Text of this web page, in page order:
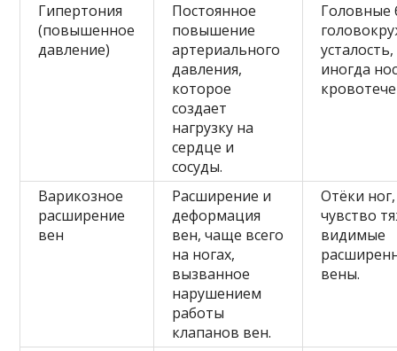
Гипертония
(повышенное
давление)
Постоянное
повышение
артериального
давления,
которое
создает
нагрузку на
сердце и
сосуды.
Головные
усталость,
иногда
Варикозное
расширение
вен
Расширение и
деформация
вен, чаще всего
на ногах,
вызванное
нарушением
работы
клапанов вен.
Отёки ног,
чувство
видимые
вены.